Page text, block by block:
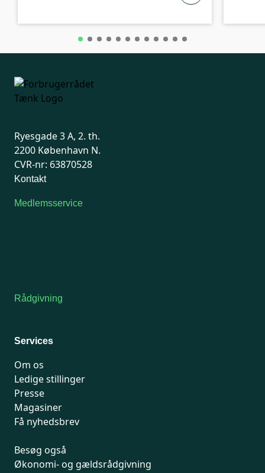
Ryesgade 3 A, 2. th.
2200 København N.
CVR-nr: 63870528
Kontakt
Medlemsservice
Rådgivning
Services
Om os
Ledige stillinger
Presse
Magasiner
Få nyhedsbrev
Besøg også
Økonomi- og gældsrådgivning